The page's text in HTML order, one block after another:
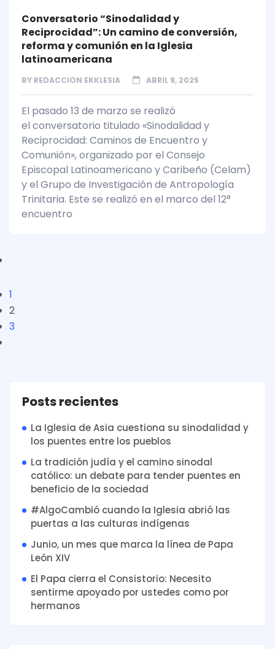
Conversatorio “Sinodalidad y
Reciprocidad”: Un camino de conversión,
reforma y comunión en la Iglesia
latinoamericana
BY REDACCION EKKLESIA ABRIL 9, 2025
El pasado 13 de marzo se realizó
el conversatorio titulado «Sinodalidad y
Reciprocidad: Caminos de Encuentro y
Comunión», organizado por el Consejo
Episcopal Latinoamericano y Caribeño (Celam)
y el Grupo de Investigación de Antropología
Trinitaria. Este se realizó en el marco del 12°
encuentro
1
2
3
Posts recientes
La Iglesia de Asia cuestiona su sinodalidad y
los puentes entre los pueblos
La tradición judía y el camino sinodal
católico: un debate para tender puentes en
beneficio de la sociedad
#AlgoCambió cuando la Iglesia abrió las
puertas a las culturas indígenas
Junio, un mes que marca la línea de Papa
León XIV
El Papa cierra el Consistorio: Necesito
sentirme apoyado por ustedes como por
hermanos